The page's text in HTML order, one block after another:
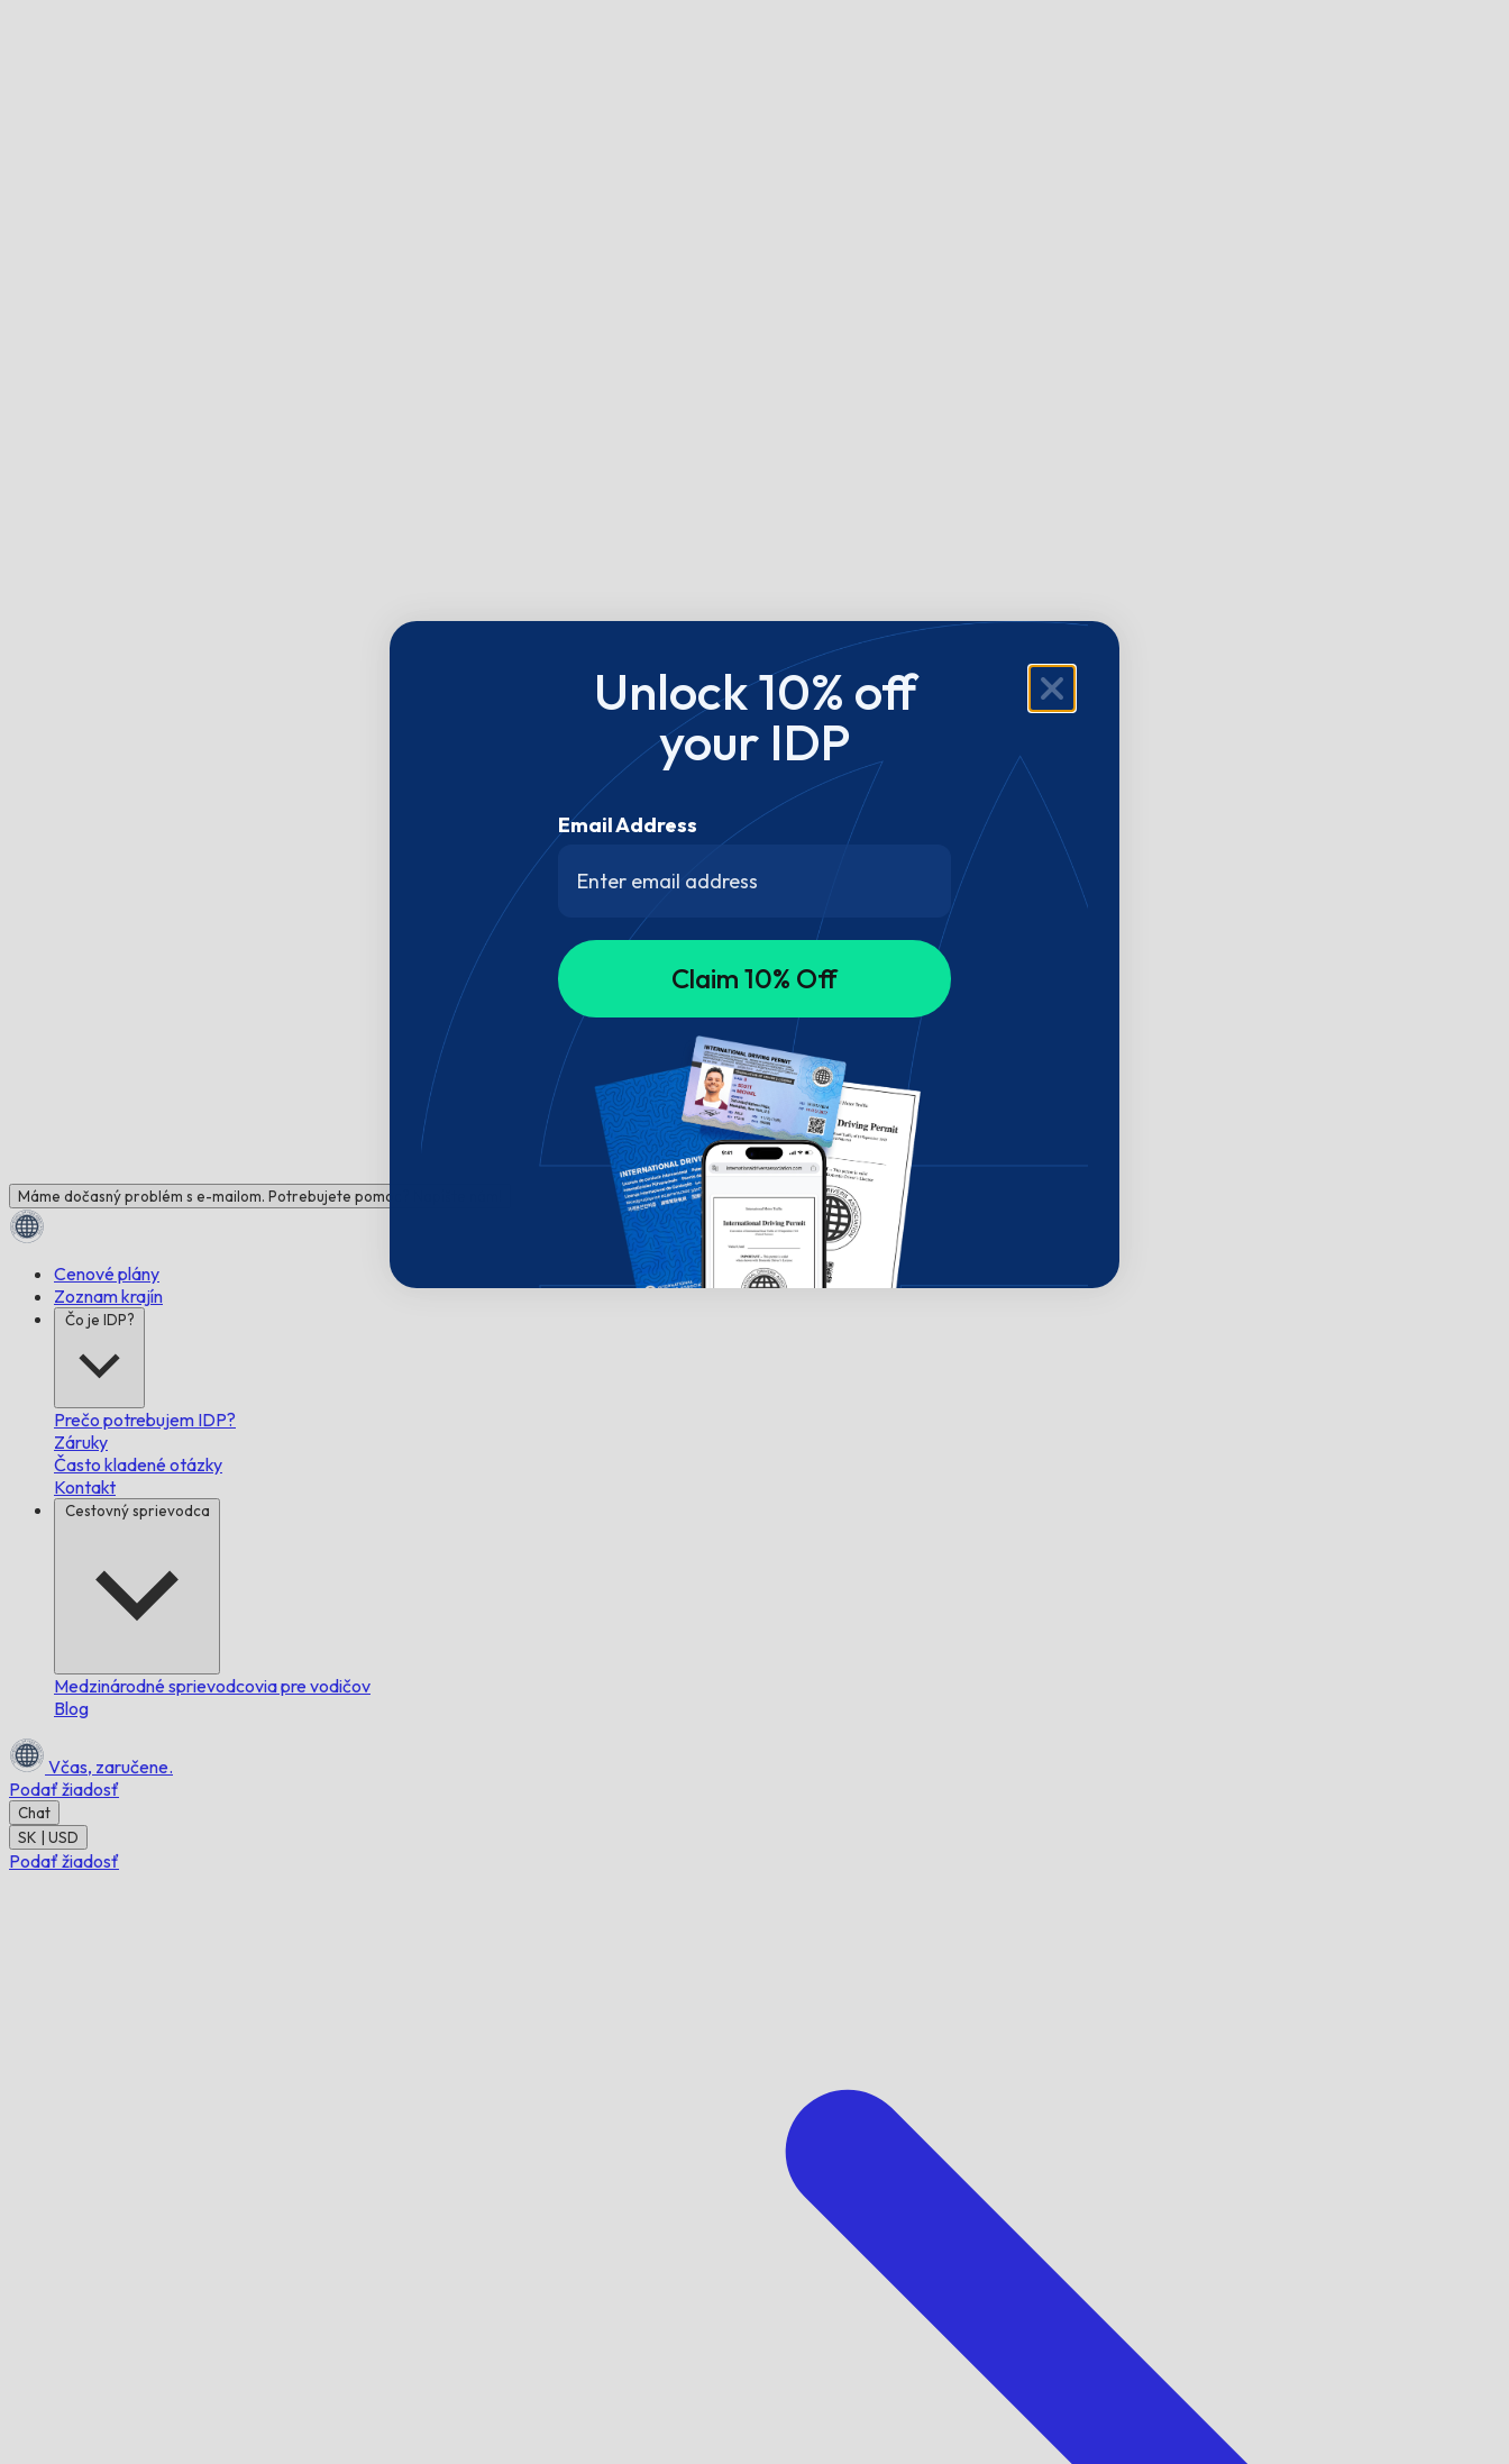
Máme dočasný problém s e-mailom. Potrebujete pomoc? Napíšte nám!
Cenové plány
Zoznam krajín
Čo je IDP?
Prečo potrebujem IDP?
Záruky
Často kladené otázky
Kontakt
Cestovný sprievodca
Medzinárodné sprievodcovia pre vodičov
Blog
Včas, zaručene.
Podať žiadosť
Chat
SK | USD
Podať žiadosť
Unlock 10% off
your IDP
Email Address
Claim 10% Off